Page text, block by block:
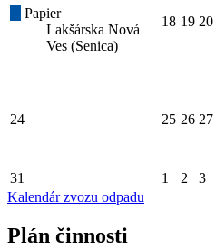
Papier
Lakšárska Nová
Ves (Senica)
18 19 20
24 25 26 27
31 1 2 3
Kalendár zvozu odpadu
Plán činnosti